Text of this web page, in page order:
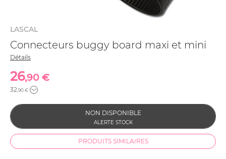
LASCAL
Connecteurs buggy board maxi et mini
Détails
26,90 €
32,90 €
PRODUITS SIMILAIRES